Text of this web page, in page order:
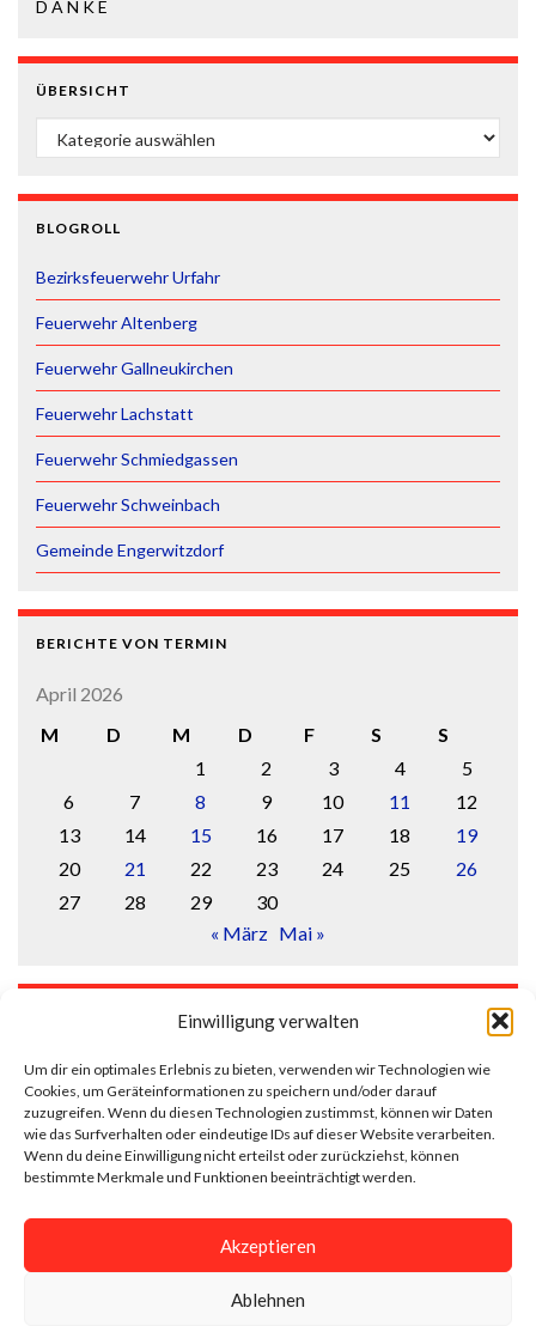
Einwilligung verwalten
Um dir ein optimales Erlebnis zu bieten, verwenden wir Technologien wie
Cookies, um Geräteinformationen zu speichern und/oder darauf
zuzugreifen. Wenn du diesen Technologien zustimmst, können wir Daten
wie das Surfverhalten oder eindeutige IDs auf dieser Website verarbeiten.
Wenn du deine Einwilligung nicht erteilst oder zurückziehst, können
bestimmte Merkmale und Funktionen beeinträchtigt werden.
Akzeptieren
Ablehnen
D A N K E
ÜBERSICHT
ÜBERSICHT
BLOGROLL
Bezirksfeuerwehr Urfahr
Feuerwehr Altenberg
Feuerwehr Gallneukirchen
Feuerwehr Lachstatt
Feuerwehr Schmiedgassen
Feuerwehr Schweinbach
Gemeinde Engerwitzdorf
BERICHTE VON TERMIN
April 2026
M
D M D F S
S
1
2 3 4
5
6
7 8 9 10 11
12
13
14 15 16 17 18
19
20
21 22 23 24 25
26
27
28 29
30
« März Mai »
Anmelden
Eintrags-Feed
Kommentar-Feed